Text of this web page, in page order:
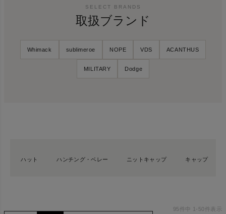
SELECT BRANDS
取扱ブランド
Whimack sublimeroe NOPE VDS ACANTHUS
MILITARY Dodge
ハット ハンチング・ベレー ニットキャップ キャップ
95 件中 1 - 50件表示